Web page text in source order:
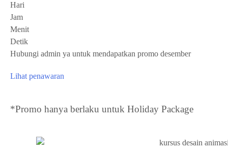
Hari
Jam
Menit
Detik
Hubungi admin ya untuk mendapatkan promo desember
Lihat penawaran
*Promo hanya berlaku untuk Holiday Package